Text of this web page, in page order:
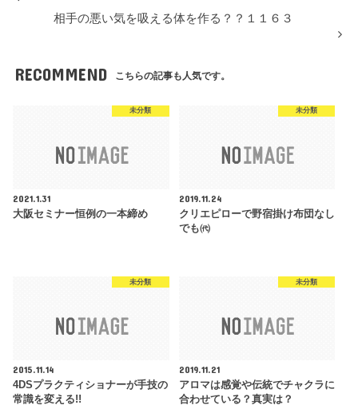
相手の悪い気を吸える体を作る？？１１６３
RECOMMEND こちらの記事も人気です。
未分類
2021.1.31
大阪セミナー恒例の一本締め
未分類
2019.11.24
クリエピローで野宿掛け布団なし
でも㈹
未分類
2015.11.14
4DSプラクティショナーが手技の
常識を変える!!
未分類
2019.11.21
アロマは感覚や伝統でチャクラに
合わせている？真実は？